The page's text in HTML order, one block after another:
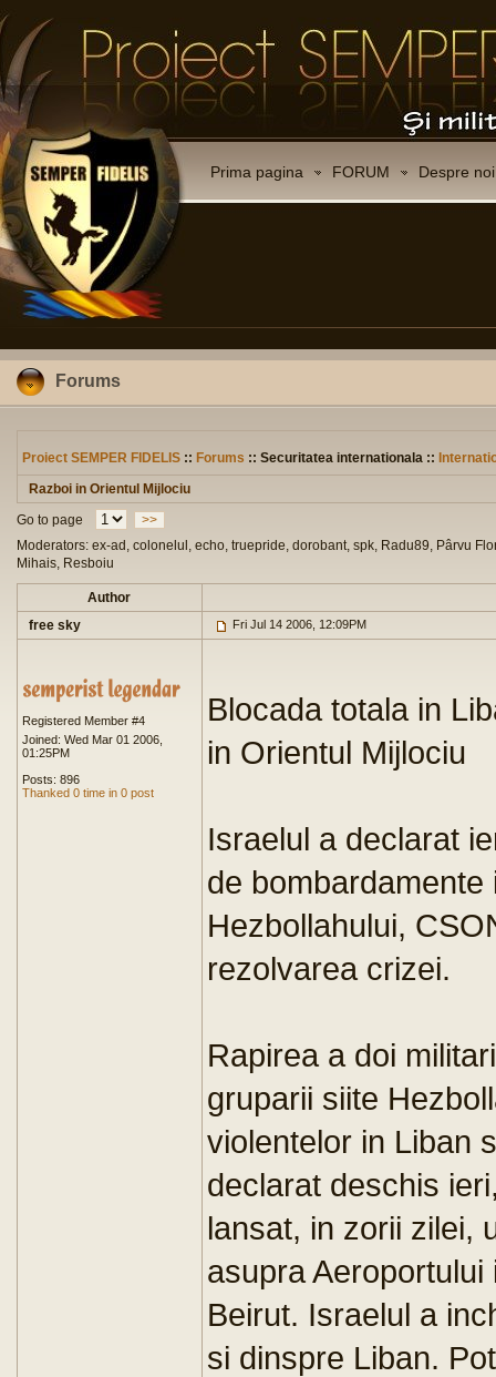
Prima pagina FORUM Despre noi
Forums
Proiect SEMPER FIDELIS :: Forums :: Securitatea internationala ::
Razboi in Orientul Mijlociu
Go to page
>>
Moderators: ex-ad, colonelul, echo, truepride, dorobant, spk, Radu89, Pârvu
Mihais, Resboiu
Author
free sky
Fri Jul 14 2006, 12:09PM
Registered Member #4
Joined: Wed Mar 01 2006,
01:25PM
Posts: 896
Thanked 0 time in 0 post
Blocada totala in
in Orientul Mijlociu
Israelul a declarat
de
Hezbollahului,
rezolvarea crizei.
Rapirea a doi
gruparii siite
violentelor in Liban
declarat deschis
lansat, in zorii zilei,
asupra
Beirut. Israelul a
si dinspre Liban.